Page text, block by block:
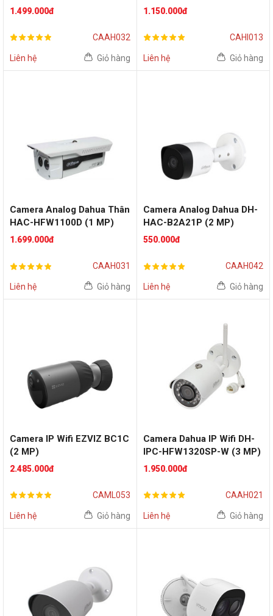
1.499.000đ
CAAH032
Liên hệ Giỏ hàng
1.150.000đ
CAHI013
Liên hệ Giỏ hàng
Camera Analog Dahua Thân
HAC-HFW1100D (1 MP)
1.699.000đ
CAAH031
Liên hệ Giỏ hàng
Camera Analog Dahua DH-
HAC-B2A21P (2 MP)
550.000đ
CAAH042
Liên hệ Giỏ hàng
Camera IP Wifi EZVIZ BC1C
(2 MP)
2.485.000đ
CAML053
Liên hệ Giỏ hàng
Camera Dahua IP Wifi DH-
IPC-HFW1320SP-W (3 MP)
1.950.000đ
CAAH021
Liên hệ Giỏ hàng